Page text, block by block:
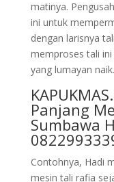
matinya.
ini untuk
dengan larisnya
memproses tali
yang lumayan naik.
Panjang
Sumbawa
Contohnya, Hadi
mesin tali rafia